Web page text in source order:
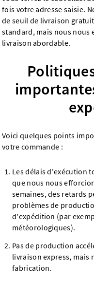
fois votre adresse saisie.
de seuil de livraison
standard, mais nous nous
livraison abordable.
Voici quelques points
votre commande :
Les délais d'exécution
que nous nous
semaines, des retards
problèmes de
d'expédition (par
météorologiques).
Pas de production
livraison express, mais
fabrication.